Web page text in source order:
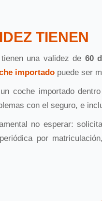
TIENEN
una validez de 60
importado puede ser
coche importado
con el seguro, e
no esperar:
por